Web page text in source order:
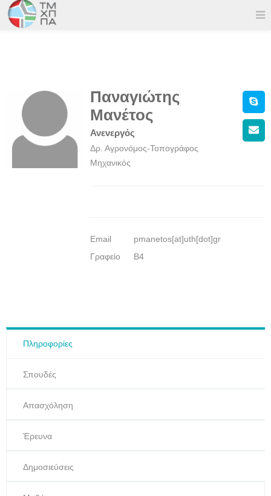
Παναγιώτης
Μανέτος
Ανενεργός
Δρ. Αγρονόμος-Τοπογράφος
Μηχανικός
Email
pmanetos[at]uth[dot]gr
Γραφείο
Β4
Πληροφορίες
Σπουδές
Απασχόληση
Έρευνα
Δημοσιεύσεις